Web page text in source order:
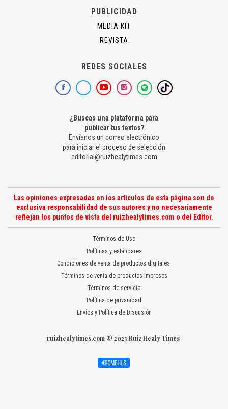
PUBLICIDAD
MEDIA KIT
REVISTA
REDES SOCIALES
¿Buscas una plataforma para
publicar tus textos?
Envíanos un correo electrónico
para iniciar el proceso de selección
editorial@ruizhealytimes.com
Las opiniones expresadas en los artículos de esta página son de
exclusiva responsabilidad de sus autores y no necesariamente
reflejan los puntos de vista del ruizhealytimes.com o del Editor.
Términos de Uso
Políticas y estándares
Condiciones de venta de productos digitales
Términos de venta de productos impresos
Términos de servicio
Política de privacidad
Envíos y Política de Discusión
ruizhealytimes.com © 2023 Ruiz Healy Times